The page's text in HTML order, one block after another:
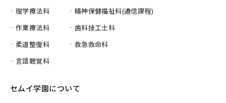
理学療法科
作業療法科
柔道整復科
言語聴覚科
精神保健福祉科(通信課程)
歯科技工士科
救急救命科
セムイ学園について